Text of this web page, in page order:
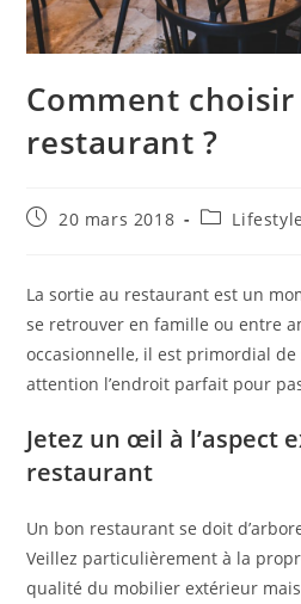
Comment
restaurant ?
Publication
20 mars 2018
PostLifestyle
La sortie au restaurant est un
se retrouver en famille ou entre
occasionnelle, il est primordial de
attention l’endroit parfait pour
Jetez un œil à l’aspect
restaurant
Un bon restaurant se doit
Veillez particulièrement à la
qualité du mobilier extérieur mais